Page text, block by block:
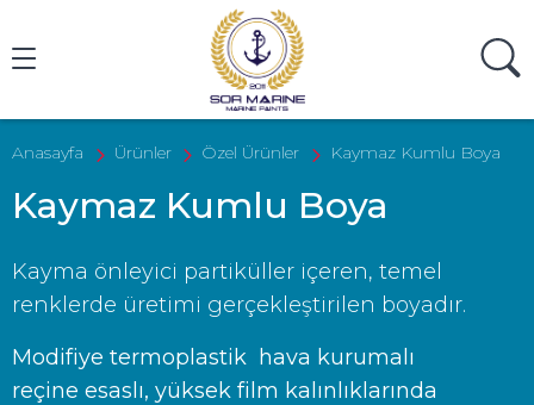
Anasayfa Ürünler Özel Ürünler Kaymaz Kumlu Boya
Kaymaz Kumlu Boya
Kayma önleyici partiküller içeren, temel
renklerde üretimi gerçekleştirilen boyadır.
Modifiye termoplastik hava kurumalı
reçine esaslı, yüksek film kalınlıklarında